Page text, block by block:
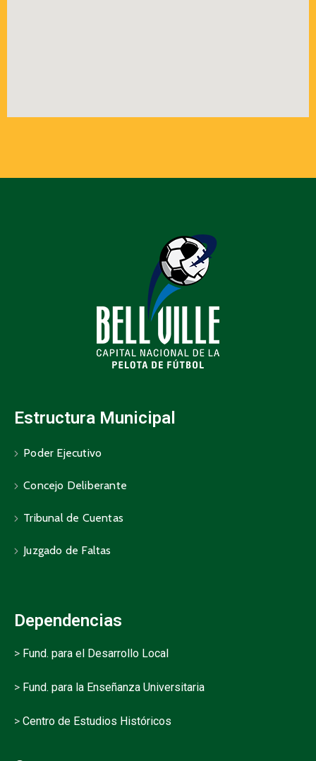
Estructura Municipal
Poder Ejecutivo
Concejo Deliberante
Tribunal de Cuentas
Juzgado de Faltas
Dependencias
> Fund. para el Desarrollo Local
> Fund. para la Enseñanza Universitaria
> Centro de Estudios Históricos